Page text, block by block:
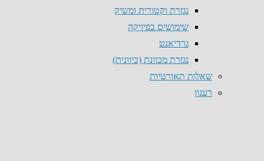
נגזרת וקטורית ומשיק
שימושים בפיזיקה
גרדיאנט
נגזרת מכוונת (כיוונית)
שאלות תאורטיות
רענון